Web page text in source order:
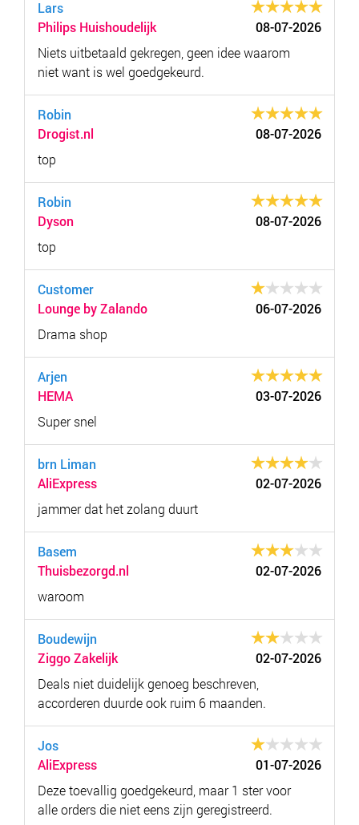
Lars
Philips Huishoudelijk
08-07-2026
Niets uitbetaald gekregen, geen idee waarom
niet want is wel goedgekeurd.
Robin
Drogist.nl
08-07-2026
top
Robin
Dyson
08-07-2026
top
Customer
Lounge by Zalando
06-07-2026
Drama shop
Arjen
HEMA
03-07-2026
Super snel
brn Liman
AliExpress
02-07-2026
jammer dat het zolang duurt
Basem
Thuisbezorgd.nl
02-07-2026
waroom
Boudewijn
Ziggo Zakelijk
02-07-2026
Deals niet duidelijk genoeg beschreven,
accorderen duurde ook ruim 6 maanden.
Jos
AliExpress
01-07-2026
Deze toevallig goedgekeurd, maar 1 ster voor
alle orders die niet eens zijn geregistreerd.